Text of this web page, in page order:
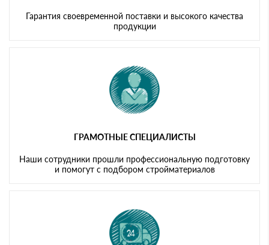
Гарантия своевременной поставки и высокого качества
продукции
ГРАМОТНЫЕ СПЕЦИАЛИСТЫ
Наши сотрудники прошли профессиональную подготовку
и помогут с подбором стройматериалов